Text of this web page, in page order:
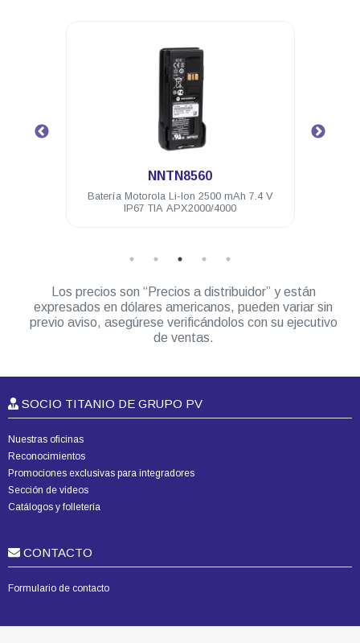
.
NNTN8560
Batería Motorola Li-Ion 2500 mAh 7.4 V
IP67 TIA APX2000/4000
Los precios son “Precios a distribuidor” y están
expresados en dólares americanos, pueden variar sin
previo aviso, asegúrese verificándolos con su ejecutivo
de ventas.
SOCIO TITANIO DE GRUPO PV
Nuestras oficinas
Reconocimientos
Promociones exclusivas para integradores
Sección de videos
Catálogos y folletería
CONTACTO
Formulario de contacto